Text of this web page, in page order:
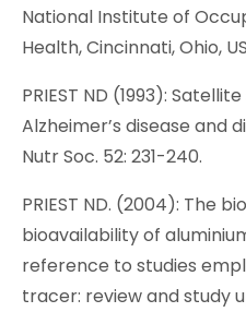
National Institute of
Health, Cincinnati, Ohio,
PRIEST ND (1993):
Alzheimer’s disease and
Nutr Soc. 52: 231-240.
PRIEST ND. (2004): The
bioavailability of
reference to studies
tracer: review and study